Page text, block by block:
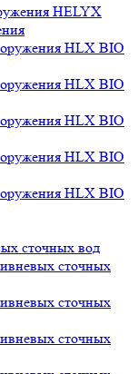
HELYX
HLX BIO
HLX BIO
HLX BIO
HLX BIO
HLX BIO
сточных вод
сточных
сточных
сточных